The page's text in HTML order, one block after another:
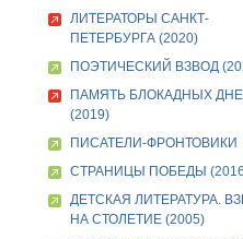
ЛИТЕРАТОРЫ САНКТ-
ПЕТЕРБУРГА (2020)
ПОЭТИЧЕСКИЙ ВЗВОД
ПАМЯТЬ БЛОКАДНЫХ
(2019)
ПИСАТЕЛИ-ФРОНТОВИКИ
СТРАНИЦЫ ПОБЕДЫ
ДЕТСКАЯ ЛИТЕРАТУРА.
НА СТОЛЕТИЕ (2005)